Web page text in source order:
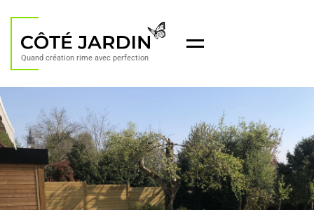
Quand création rime avec perfection
Menu